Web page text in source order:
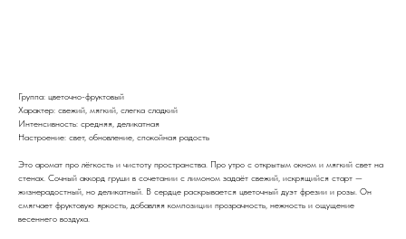
Группа: цветочно-фруктовый
Характер: свежий, мягкий, слегка сладкий
Интенсивность: средняя, деликатная
Настроение: свет, обновление, спокойная радость
Это аромат про лёгкость и чистоту пространства. Про утро с открытым окном и мягкий свет на
стенах. Сочный аккорд груши в сочетании с лимоном задаёт свежий, искрящийся старт —
жизнерадостный, но деликатный. В сердце раскрывается цветочный дуэт фрезии и розы. Он
смягчает фруктовую яркость, добавляя композиции прозрачность, нежность и ощущение
весеннего воздуха.